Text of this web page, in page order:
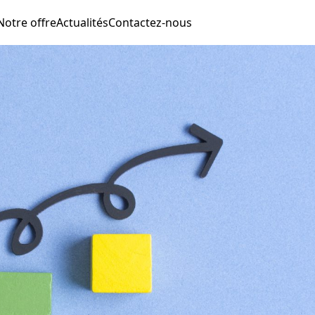
offreActualitésContactez-nous